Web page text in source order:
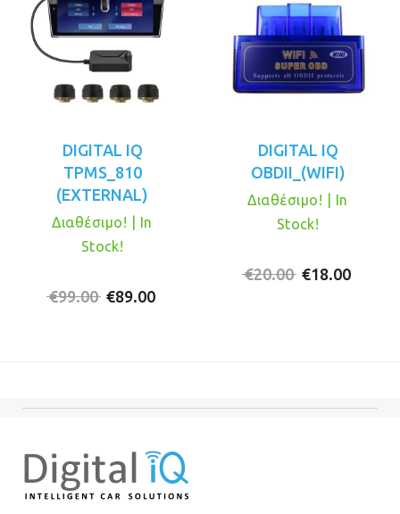
DIGITAL IQ
TPMS_810
(EXTERNAL)
€99.00 Original
€89.00
Διαθέσιμο! | In
Stock!
DIGITAL IQ
OBDII_(WIFI)
€20.00 Original
€18.00
Διαθέσιμο! | In
Stock!